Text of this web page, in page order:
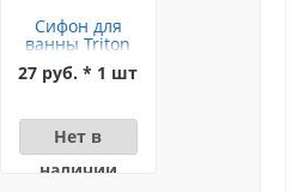
Сифон для
ванны Triton
(цепочка)
27 руб. * 1 шт
Нет в
наличии